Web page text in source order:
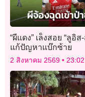
“ผีแดง” เล็งสอย “ลูอิส
แก้ปัญหาแบ๊กซ้าย
2 สิงหาคม 2569